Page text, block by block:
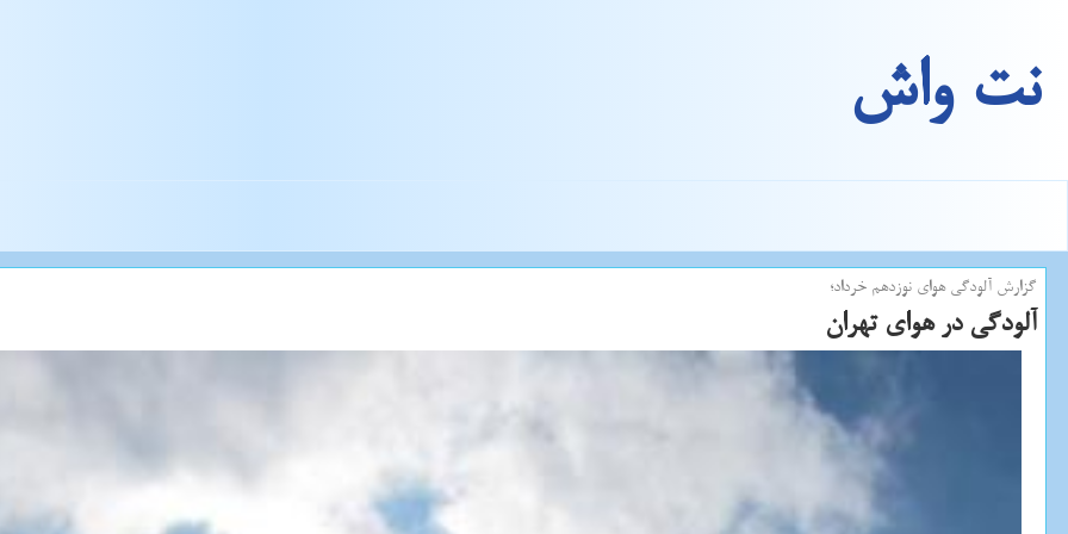
نت واش
گزارش آلودگی هوای نوزدهم خرداد؛
آلودگی در هوای تهران